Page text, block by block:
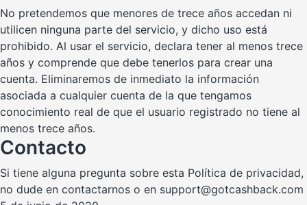
No pretendemos que menores de trece años accedan ni
utilicen ninguna parte del servicio, y dicho uso está
prohibido. Al usar el servicio, declara tener al menos trece
años y comprende que debe tenerlos para crear una
cuenta. Eliminaremos de inmediato la información
asociada a cualquier cuenta de la que tengamos
conocimiento real de que el usuario registrado no tiene al
menos trece años.
Contacto
Si tiene alguna pregunta sobre esta Política de privacidad,
no dude en contactarnos o en support@gotcashback.com